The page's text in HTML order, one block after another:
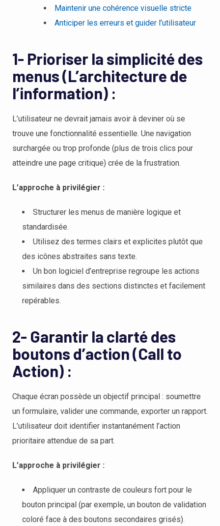
Maintenir une cohérence visuelle stricte
Anticiper les erreurs et guider l’utilisateur
1- Prioriser la simplicité des
menus (L’architecture de
l’information) :
L’utilisateur ne devrait jamais avoir à deviner où se
trouve une fonctionnalité essentielle. Une navigation
surchargée ou trop profonde (plus de trois clics pour
atteindre une page critique) crée de la frustration.
L’approche à privilégier :
Structurer les menus de manière logique et
standardisée.
Utilisez des termes clairs et explicites plutôt que
des icônes abstraites sans texte.
Un bon logiciel d’entreprise regroupe les actions
similaires dans des sections distinctes et facilement
repérables.
2- Garantir la clarté des
boutons d’action (Call to
Action) :
Chaque écran possède un objectif principal : soumettre
un formulaire, valider une commande, exporter un rapport.
L’utilisateur doit identifier instantanément l’action
prioritaire attendue de sa part.
L’approche à privilégier :
Appliquer un contraste de couleurs fort pour le
bouton principal (par exemple, un bouton de validation
coloré face à des boutons secondaires grisés).